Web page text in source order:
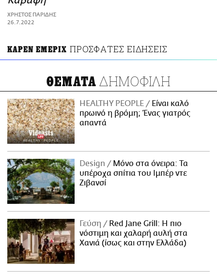
ΑΜΠΑ
PRINT
ΧΡΗΣΤΟΣ ΠΑΡΙΔΗΣ
26.7.2022
ΚΑΡΕΝ ΕΜΕΡΙΧ ΠΡΟΣΦΑΤΕΣ ΕΙΔΗΣΕΙΣ
ΘΕΜΑΤΑ ΔΗΜΟΦΙΛΗ
HEALTHY PEOPLE
Είναι καλό
πρωινό η βρόμη; Ένας γιατρός
απαντά
Design
Μόνο στα όνειρα: Τα
υπέροχα σπίτια του Ιμπέρ ντε
Ζιβανσί
Γεύση
Red Jane Grill: Η πιο
νόστιμη και χαλαρή αυλή στα
Χανιά (ίσως και στην Ελλάδα)